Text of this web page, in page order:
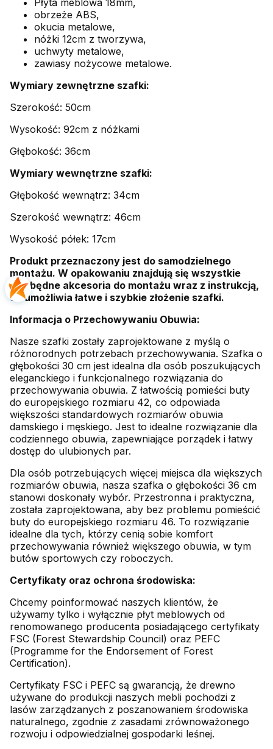
Płyta meblowa 18mm,
obrzeże ABS,
okucia metalowe,
nóżki 12cm z tworzywa,
uchwyty metalowe,
zawiasy nożycowe metalowe.
Wymiary zewnętrzne szafki:
Szerokość: 50cm
Wysokość: 92cm z nóżkami
Głębokość: 36cm
Wymiary wewnętrzne szafki:
Głębokość wewnątrz: 34cm
Szerokość wewnątrz: 46cm
Wysokość półek: 17cm
Produkt przeznaczony jest do samodzielnego
montażu. W opakowaniu znajdują się wszystkie
niezbędne akcesoria do montażu wraz z instrukcją,
co umożliwia łatwe i szybkie złożenie szafki.
Informacja o Przechowywaniu Obuwia:
Nasze szafki zostały zaprojektowane z myślą o
różnorodnych potrzebach przechowywania. Szafka o
głębokości 30 cm jest idealna dla osób poszukujących
eleganckiego i funkcjonalnego rozwiązania do
przechowywania obuwia. Z łatwością pomieści buty
do europejskiego rozmiaru 42, co odpowiada
większości standardowych rozmiarów obuwia
damskiego i męskiego. Jest to idealne rozwiązanie dla
codziennego obuwia, zapewniające porządek i łatwy
dostęp do ulubionych par.
Dla osób potrzebujących więcej miejsca dla większych
rozmiarów obuwia, nasza szafka o głębokości 36 cm
stanowi doskonały wybór. Przestronna i praktyczna,
została zaprojektowana, aby bez problemu pomieścić
buty do europejskiego rozmiaru 46. To rozwiązanie
idealne dla tych, którzy cenią sobie komfort
przechowywania również większego obuwia, w tym
butów sportowych czy roboczych.
Certyfikaty oraz ochrona środowiska:
Chcemy poinformować naszych klientów, że
używamy tylko i wyłącznie płyt meblowych od
renomowanego producenta posiadającego certyfikaty
FSC (Forest Stewardship Council) oraz PEFC
(Programme for the Endorsement of Forest
Certification).
Certyfikaty FSC i PEFC są gwarancją, że drewno
używane do produkcji naszych mebli pochodzi z
lasów zarządzanych z poszanowaniem środowiska
naturalnego, zgodnie z zasadami zrównoważonego
rozwoju i odpowiedzialnej gospodarki leśnej.